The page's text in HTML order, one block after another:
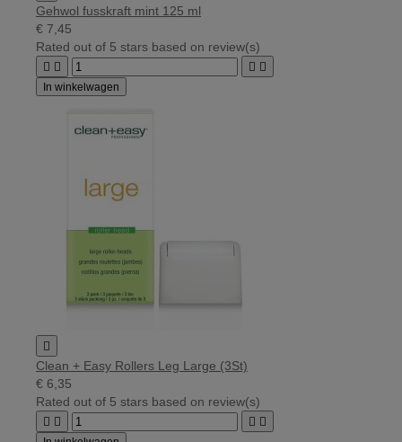
Gehwol fusskraft mint 125 ml
€ 7,45
Rated out of 5 stars based on review(s)
   
In winkelwagen

Clean + Easy Rollers Leg Large (3St)
€ 6,35
Rated out of 5 stars based on review(s)
   